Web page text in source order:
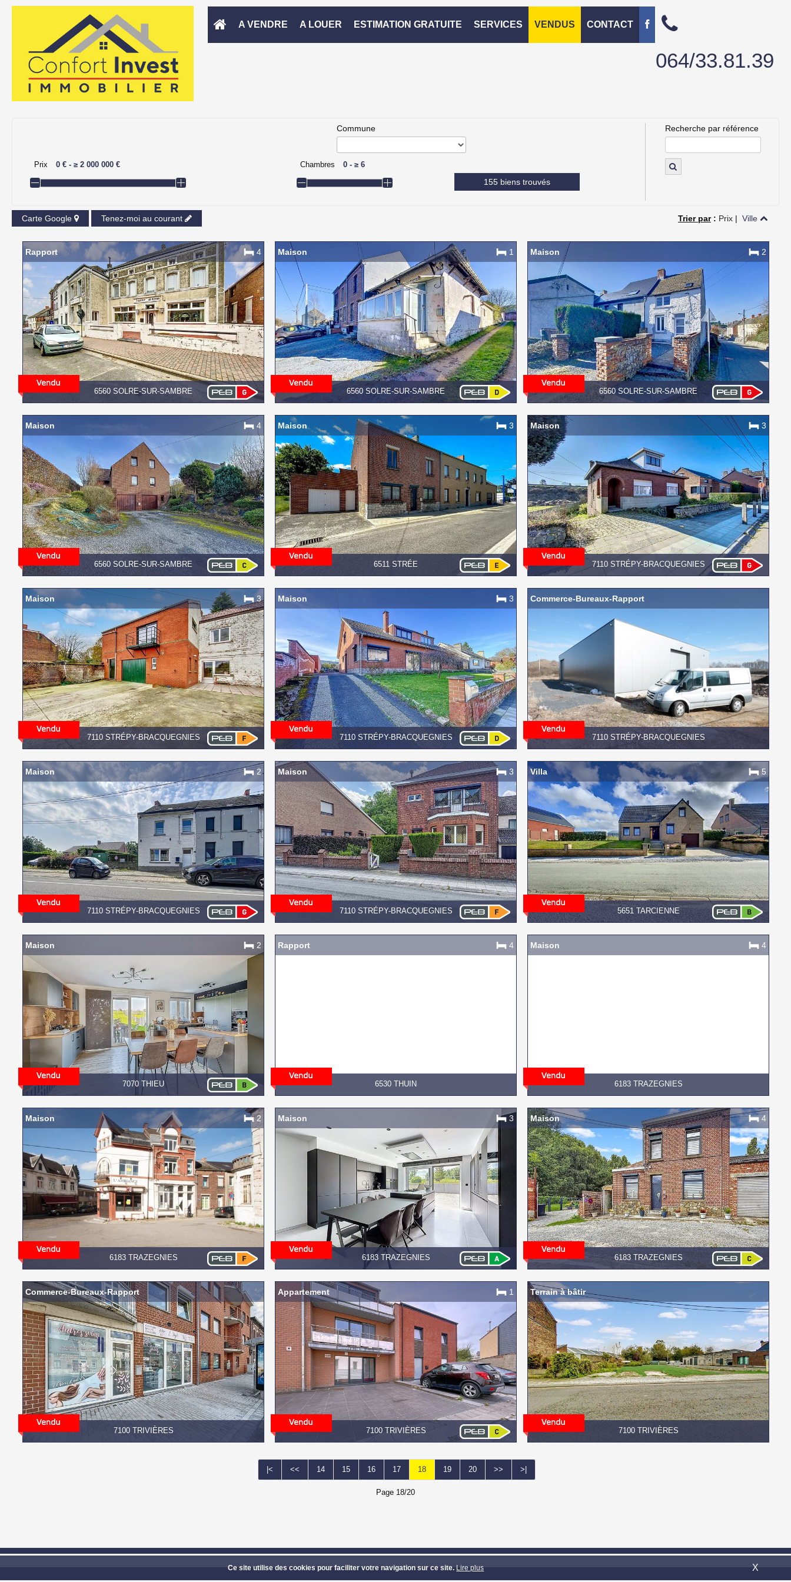
Ce site utilise des cookies pour faciliter votre navigation sur ce site. Lire plus X
A VENDRE A LOUER ESTIMATION GRATUITE SERVICES VENDUS CONTACT
064/33.81.39
Commune
Prix 0 €- ≥ 2 000 000 € Chambres 0 -≥ 6
155 biens trouvés
Recherche par référence
Carte Google Tenez-moi au courant Trier par: Prix| Ville
6560 SOLRE-SUR-SAMBRE
Rapport 4
6560 SOLRE-SUR-SAMBRE
Maison 1
6560 SOLRE-SUR-SAMBRE
Maison 2
6560 SOLRE-SUR-SAMBRE
Maison 4
6511 STRÉE
Maison 3
7110 STRÉPY-BRACQUEGNIES
Maison 3
7110 STRÉPY-BRACQUEGNIES
Maison 3
7110 STRÉPY-BRACQUEGNIES
Maison 3
7110 STRÉPY-BRACQUEGNIES
Commerce-Bureaux-Rapport
7110 STRÉPY-BRACQUEGNIES
Maison 2
7110 STRÉPY-BRACQUEGNIES
Maison 3
5651 TARCIENNE
Villa 5
7070 THIEU
Maison 2
6530 THUIN
Rapport 4
6183 TRAZEGNIES
Maison 4
6183 TRAZEGNIES
Maison 2
6183 TRAZEGNIES
Maison 3
6183 TRAZEGNIES
Maison 4
7100 TRIVIÈRES
Commerce-Bureaux-Rapport
7100 TRIVIÈRES
Appartement 1
7100 TRIVIÈRES
Terrain à bâtir
|< << 14 15 16 17 18 19 20 >> >|
Page 18/20
Photos et textes copyright © Groupe Confort Invest - Design et code source copyright © Omnicasa